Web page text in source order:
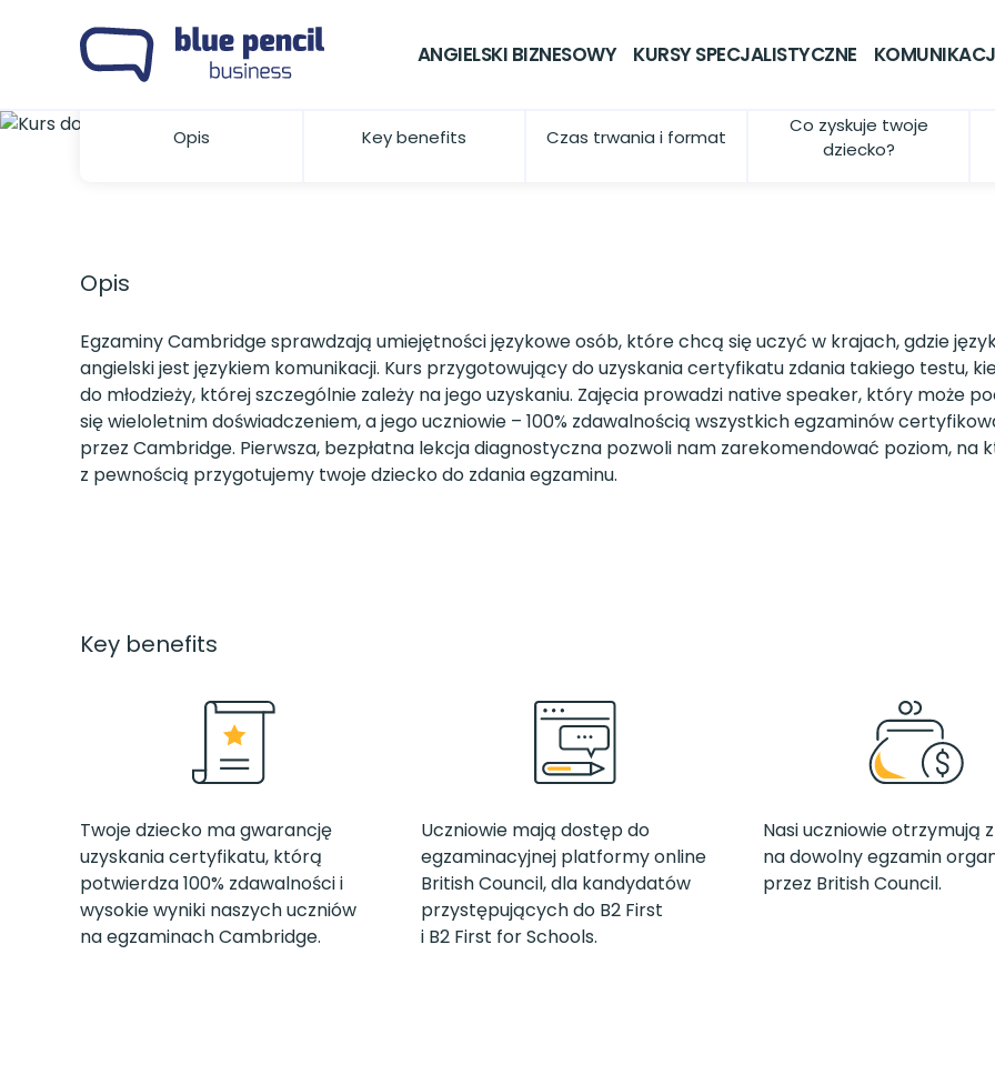
ANGIELSKI BIZNESOWY KURSY SPECJALISTYCZNE
Certyfikat, który otwiera wiele drzwi
Twoje dziecko chce studiować za granicą i potrzebuje
certyfikatu potwierdzającego umiejętności językowe? W
Opis Key benefits Czas trwania i format
Co zyskuje twoje
dziecko?
Opis
Egzaminy Cambridge sprawdzają umiejętności językowe osób, które chcą się uczyć w krajach, gdzie
angielski jest językiem komunikacji. Kurs przygotowujący do uzyskania certyfikatu zdania takiego testu,
do młodzieży, której szczególnie zależy na jego uzyskaniu. Zajęcia prowadzi native speaker, który może
się wieloletnim doświadczeniem, a jego uczniowie – 100% zdawalnością wszystkich egzaminów
przez Cambridge. Pierwsza, bezpłatna lekcja diagnostyczna pozwoli nam zarekomendować poziom, na
z pewnością przygotujemy twoje dziecko do zdania egzaminu.
Key benefits
Twoje dziecko ma gwarancję
uzyskania certyfikatu, którą
potwierdza 100% zdawalności i
wysokie wyniki naszych uczniów
na egzaminach Cambridge.
Uczniowie mają dostęp do
egzaminacyjnej platformy online
British Council, dla kandydatów
przystępujących do B2 First
i B2 First for Schools.
Nasi uczniowie otrzymują
na dowolny egzamin
przez British Council.